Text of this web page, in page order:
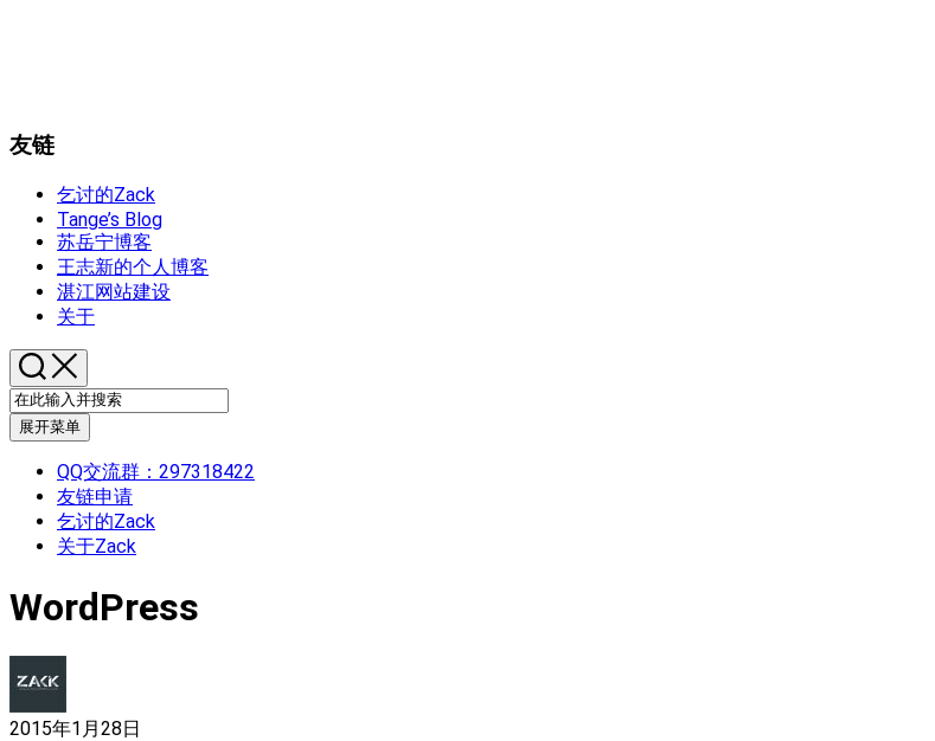
友链
乞讨的Zack
Tange’s Blog
苏岳宁博客
王志新的个人博客
湛江网站建设
关于
展开菜单
QQ交流群：297318422
友链申请
乞讨的Zack
关于Zack
WordPress
2015年1月28日